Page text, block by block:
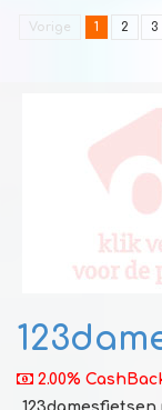
Vorige 1 2 3
2.00%